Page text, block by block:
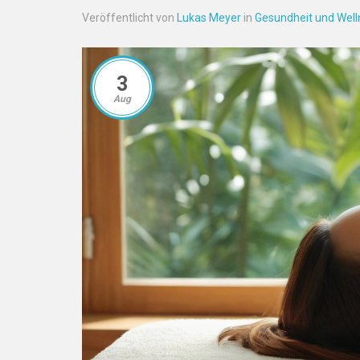
Veröffentlicht von Lukas Meyer in Gesundheit und
3
Aug